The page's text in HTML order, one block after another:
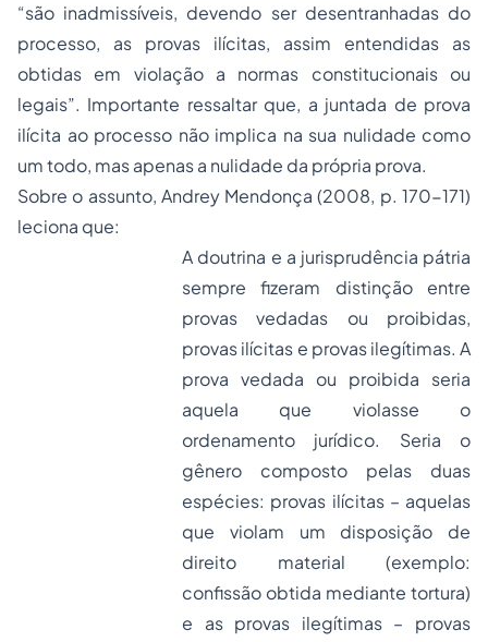
“são inadmissíveis, devendo ser desentranhadas do
processo, as provas ilícitas, assim entendidas as
obtidas em violação a normas constitucionais ou
legais”. Importante ressaltar que, a juntada de prova
ilícita ao processo não implica na sua nulidade como
um todo, mas apenas a nulidade da própria prova.
Sobre o assunto, Andrey Mendonça (2008, p. 170-171)
leciona que:
A doutrina e a jurisprudência pátria
sempre fizeram distinção entre
provas vedadas ou proibidas,
provas ilícitas e provas ilegítimas. A
prova vedada ou proibida seria
aquela que violasse o
ordenamento jurídico. Seria o
gênero composto pelas duas
espécies: provas ilícitas – aquelas
que violam um disposição de
direito material (exemplo:
confissão obtida mediante tortura)
e as provas ilegítimas – provas